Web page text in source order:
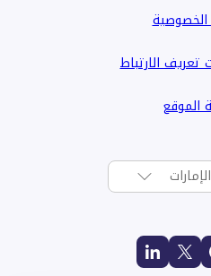
الارتباط
الموقع
الإمارات